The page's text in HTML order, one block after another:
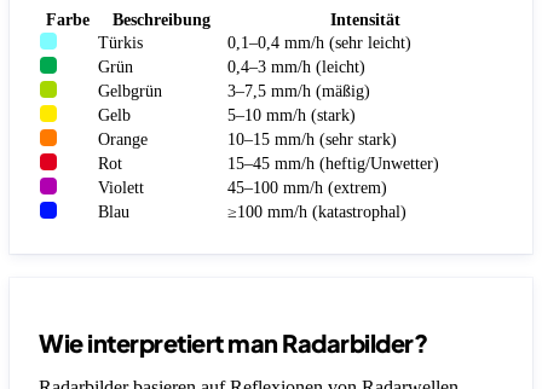
Farbe Beschreibung
Intensität
Türkis
0,1–0,4 mm/h (sehr leicht)
Grün
0,4–3 mm/h (leicht)
Gelbgrün
3–7,5 mm/h (mäßig)
Gelb
5–10 mm/h (stark)
Orange
10–15 mm/h (sehr stark)
Rot
15–45 mm/h (heftig/Unwetter)
Violett
45–100 mm/h (extrem)
Blau
≥100 mm/h (katastrophal)
Wie interpretiert man Radarbilder?